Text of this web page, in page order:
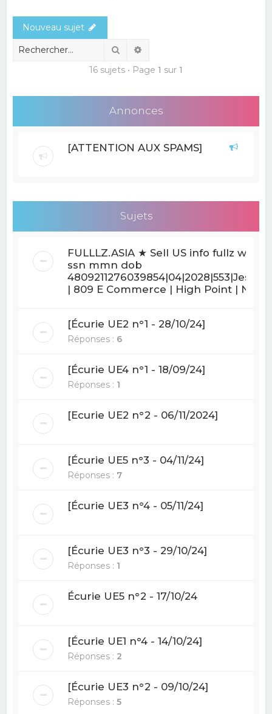
r
Nouveau sujet
Rechercher
16 sujets • Page 1 sur 1
Annonces
[ATTENTION AUX SPAMS]
Sujets
FULLLZ.ASIA ★ Sell US info fullz with
ssn mmn dob
4809211276039854|04|2028|553|Jessica
| 809 E Commerce | High Point | N
[Écurie UE2 n°1 - 28/10/24]
Réponses : 6
[Écurie UE4 n°1 - 18/09/24]
Réponses : 1
[Ecurie UE2 n°2 - 06/11/2024]
[Écurie UE5 n°3 - 04/11/24]
Réponses : 7
[Écurie UE3 n°4 - 05/11/24]
[Écurie UE3 n°3 - 29/10/24]
Réponses : 1
Écurie UE5 n°2 - 17/10/24
[Écurie UE1 n°4 - 14/10/24]
Réponses : 2
[Écurie UE3 n°2 - 09/10/24]
Réponses :5